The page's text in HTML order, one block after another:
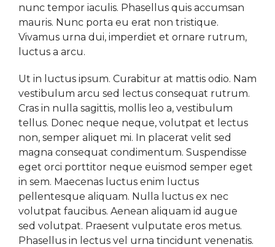
nunc tempor iaculis. Phasellus quis accumsan
mauris. Nunc porta eu erat non tristique.
Vivamus urna dui, imperdiet et ornare rutrum,
luctus a arcu.
Ut in luctus ipsum. Curabitur at mattis odio. Nam
vestibulum arcu sed lectus consequat rutrum.
Cras in nulla sagittis, mollis leo a, vestibulum
tellus. Donec neque neque, volutpat et lectus
non, semper aliquet mi. In placerat velit sed
magna consequat condimentum. Suspendisse
eget orci porttitor neque euismod semper eget
in sem. Maecenas luctus enim luctus
pellentesque aliquam. Nulla luctus ex nec
volutpat faucibus. Aenean aliquam id augue
sed volutpat. Praesent vulputate eros metus.
Phasellus in lectus vel urna tincidunt venenatis.